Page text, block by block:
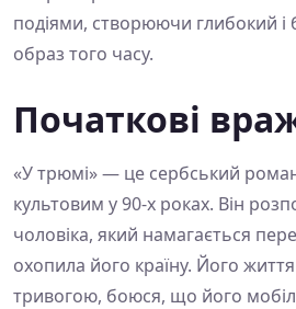
подіями, створюючи глибокий
образ того часу.
Початкові
«У трюмі» — це сербський
культовим у 90-х роках. Він
чоловіка, який намагається
охопила його країну. Його
тривогою, боюся, що його